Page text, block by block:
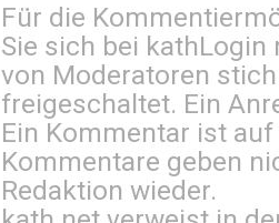
Für die
Sie sich bei kathLogin
von Moderatoren
freigeschaltet. Ein
Ein Kommentar ist
Kommentare geben
Redaktion wieder.